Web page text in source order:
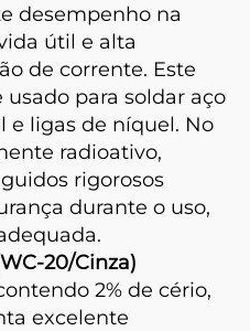
desempenho na
útil e alta
de corrente. Este
para soldar aço
e ligas de níquel. No
radioativo,
rigorosos
durante o uso,
20/Cinza)
2% de cério,
excelente